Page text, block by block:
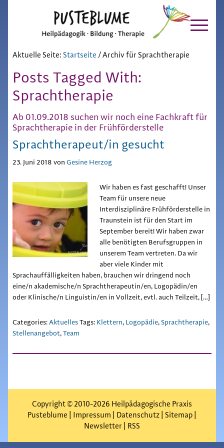
Hauptnavigation
content
Pusteblume
Chiemgau
Aktuelle Seite: Startseite /Archiv für Sprachtherapie
Posts Tagged With:
Sprachtherapie
Sprachtherapeut/in gesucht
Ab 01.09.2018 suchen wir noch eine Fachkraft für
Sprachtherapie in der Frühförderstelle
23. Juni 2018 von Gesine Herzog
Wir haben es fast geschafft! Unser
Team für unsere neue
Interdisziplinäre Frühförderstelle in
Traunstein ist für den Start im
September bereit! Wir haben zwar
alle benötigten Berufsgruppen in
unserem Team vertreten. Da wir
aber viele Kinder mit
Sprachauffälligkeiten haben, brauchen wir dringend noch
eine/n akademische/n Sprachtherapeutin/en, Logopädin/en
oder Klinische/n Linguistin/en in Vollzeit, evtl. auch Teilzeit, […]
Categories:AktuellesTags: Klettern, Logopädie,Sprachtherapie,
Stellenangebot,Team
Copyright © 2010-2026 Heilpädagogische Praxis
Pusteblume | Impressum Datenschutz Sitemap
Newsletter
RSS